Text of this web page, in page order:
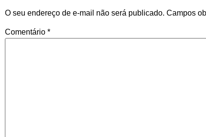
O seu endereço de e-mail não será publicado. Campos
Comentário *